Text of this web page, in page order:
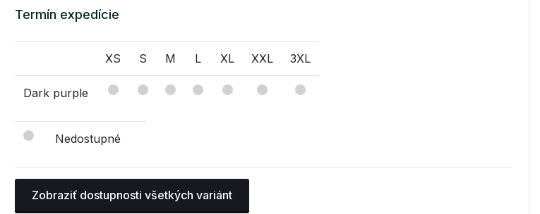
Termín expedície
XS S M L XL XXL 3XL
Dark purple
Nedostupné
Zobraziť dostupnosti všetkých variánt